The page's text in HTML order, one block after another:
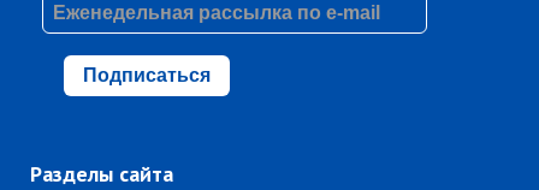
Подписаться
Разделы сайта